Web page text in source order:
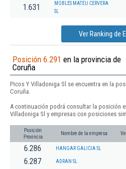
1.631
MOBLES MATEU CERVERA
SL
Ver Ranking de
Posición 6.291 en la provincia de
Coruña
Picos Y Villadoniga Sl se encuentra en la
Coruña.
A continuación podrá consultar la posición
Villadoniga Sl y empresas con posiciones
Posición
Provincia
Nombre de la empresa
6.286 HANGAR GALICIA SL
6.287 ADRAN SL